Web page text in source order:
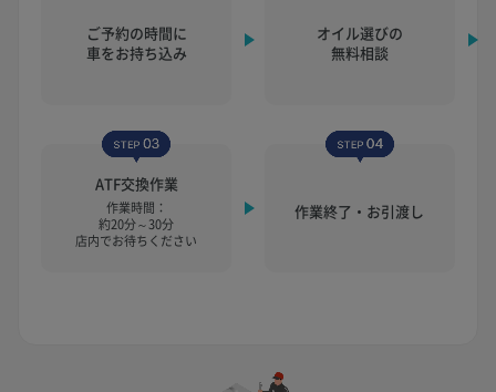
ご予約の時間に
車をお持ち込み
オイル選びの
無料相談
ATF交換作業
作業時間：
約20分～30分
店内でお待ちください
作業終了・お引渡し